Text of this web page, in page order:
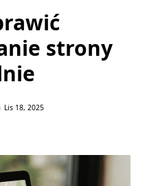
strony
Lis 18, 2025